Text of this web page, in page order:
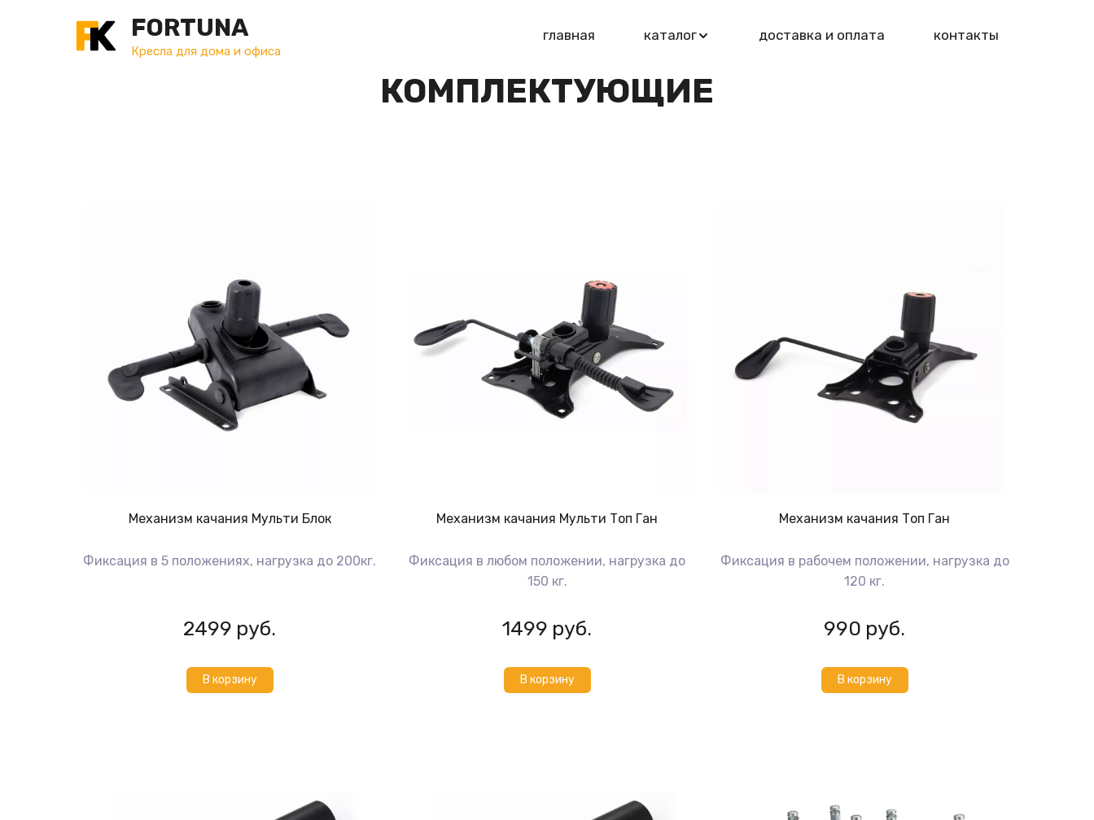
FORTUNA
Кресла для дома и офиса
главная каталог доставка и оплата контакты
КОМПЛЕКТУЮЩИЕ
Механизм качания Мульти Блок
Фиксация в 5 положениях, нагрузка до 200кг.
2499 руб.
В корзину
Механизм качания Мульти Топ Ган
Фиксация в любом положении, нагрузка до
150 кг.
1499 руб.
В корзину
Механизм качания Топ Ган
Фиксация в рабочем положении, нагрузка до
120 кг.
990 руб.
В корзину